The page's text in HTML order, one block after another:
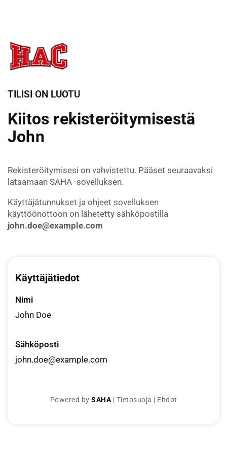
TILISI ON LUOTU
Kiitos rekisteröitymisestä
John
Rekisteröitymisesi on vahvistettu. Pääset seuraavaksi
lataamaan SAHA -sovelluksen.
Käyttäjätunnukset ja ohjeet sovelluksen
käyttöönottoon on lähetetty sähköpostilla
john.doe@example.com
Käyttäjätiedot
Nimi
John Doe
Sähköposti
john.doe@example.com
Powered by SAHA| Tietosuoja | Ehdot